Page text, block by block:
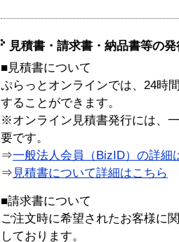
見積書・請求書・納品書等の
■見積書について
ぷらっとオンラインでは、24時
することができます。
※オンライン見積書発行には、
要です。
⇒一般法人会員（BizID）の詳細
⇒ 見積書について詳細はこちら
■請求書について
ご注文時に希望されたお客様に
しております。